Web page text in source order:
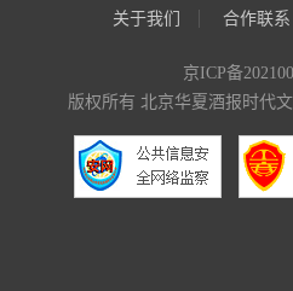
关于我们 合作联系
京ICP备
版权所有 北京华夏酒报时代文